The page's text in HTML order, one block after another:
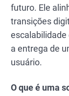
futuro. Ele
transições
a entrega de
usuário.
O que é uma